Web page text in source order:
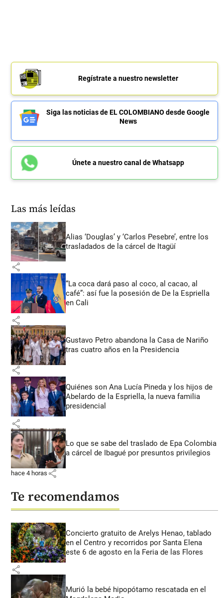
Regístrate a nuestro newsletter
Siga las noticias de EL COLOMBIANO desde Google
News
Únete a nuestro canal de Whatsapp
Las más leídas
Alias ‘Douglas’ y ‘Carlos Pesebre’, entre los
trasladados de la cárcel de Itagüí
share
“La coca dará paso al coco, al cacao, al
café”: así fue la posesión de De la Espriella
en Cali
share
Gustavo Petro abandona la Casa de Nariño
tras cuatro años en la Presidencia
share
Quiénes son Ana Lucía Pineda y los hijos de
Abelardo de la Espriella, la nueva familia
presidencial
share
Lo que se sabe del traslado de Epa Colombia
a cárcel de Ibagué por presuntos privilegios
hace 4 horas share
Te recomendamos
Concierto gratuito de Arelys Henao, tablado
en el Centro y recorridos por Santa Elena
este 6 de agosto en la Feria de las Flores
share
Murió la bebé hipopótamo rescatada en el